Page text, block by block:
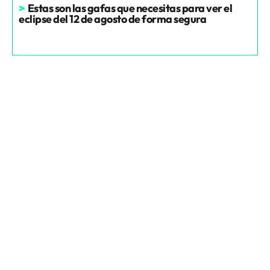
> Estas son las gafas que necesitas para ver el
eclipse del 12 de agosto de forma segura